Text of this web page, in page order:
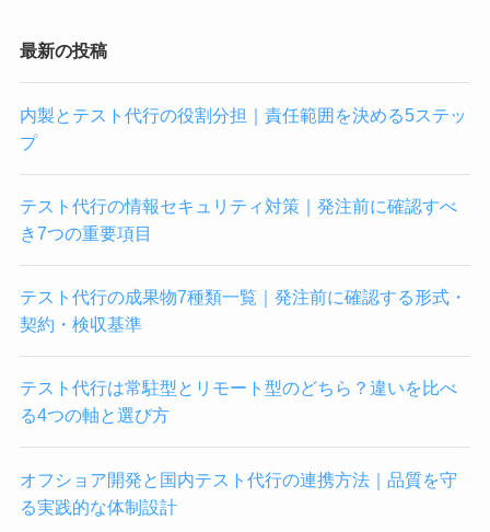
最新の投稿
内製とテスト代行の役割分担｜責任範囲を決める5ステッ
プ
テスト代行の情報セキュリティ対策｜発注前に確認すべ
き7つの重要項目
テスト代行の成果物7種類一覧｜発注前に確認する形式・
契約・検収基準
テスト代行は常駐型とリモート型のどちら？違いを比べ
る4つの軸と選び方
オフショア開発と国内テスト代行の連携方法｜品質を守
る実践的な体制設計